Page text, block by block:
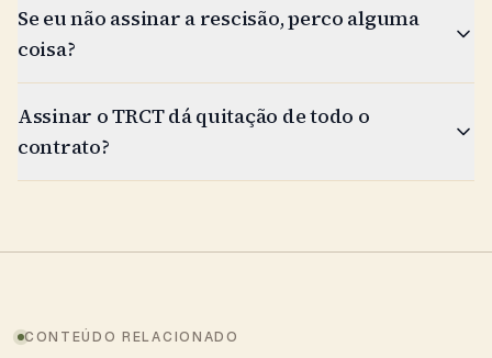
Se eu não assinar a rescisão, perco alguma
coisa?
Assinar o TRCT dá quitação de todo o
contrato?
CONTEÚDO RELACIONADO